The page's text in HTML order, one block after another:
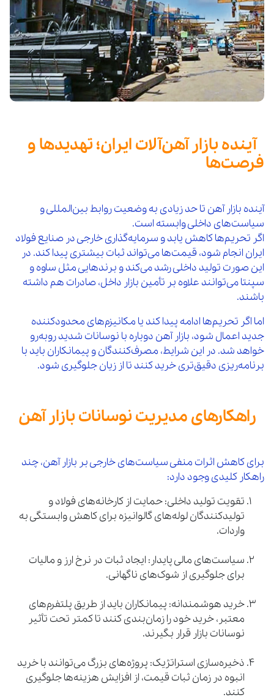
آینده بازار آهن‌آلات ایران؛ تهدیدها و
فرصت‌ها
آینده بازار آهن تا حد زیادی به وضعیت روابط بین‌المللی و
سیاست‌های داخلی وابسته است.
اگر تحریم‌ها کاهش یابد و سرمایه‌گذاری خارجی در صنایع فولاد
ایران انجام شود، قیمت‌ها می‌تواند ثبات بیشتری پیدا کند. در
این صورت تولید داخلی رشد می‌کند و برندهایی مثل ساوه و
سپنتا می‌توانند علاوه بر تأمین بازار داخل، صادرات هم داشته
باشند.
اما اگر تحریم‌ها ادامه پیدا کند یا مکانیزم‌های محدودکننده
جدید اعمال شود، بازار آهن دوباره با نوسانات شدید روبه‌رو
خواهد شد. در این شرایط، مصرف‌کنندگان و پیمانکاران باید با
برنامه‌ریزی دقیق‌تری خرید کنند تا از زیان جلوگیری شود.
راهکارهای مدیریت نوسانات بازار آهن
برای کاهش اثرات منفی سیاست‌های خارجی بر بازار آهن، چند
راهکار کلیدی وجود دارد:
تقویت تولید داخلی: حمایت از کارخانه‌های فولاد و
تولیدکنندگان لوله‌های گالوانیزه برای کاهش وابستگی به
واردات.
سیاست‌های مالی پایدار: ایجاد ثبات در نرخ ارز و مالیات
برای جلوگیری از شوک‌های ناگهانی.
خرید هوشمندانه: پیمانکاران باید از طریق پلتفرم‌های
معتبر، خرید خود را زمان‌بندی کنند تا کمتر تحت تأثیر
نوسانات بازار قرار بگیرند.
ذخیره‌سازی استراتژیک: پروژه‌های بزرگ می‌توانند با خرید
انبوه در زمان ثبات قیمت، از افزایش هزینه‌ها جلوگیری
کنند.